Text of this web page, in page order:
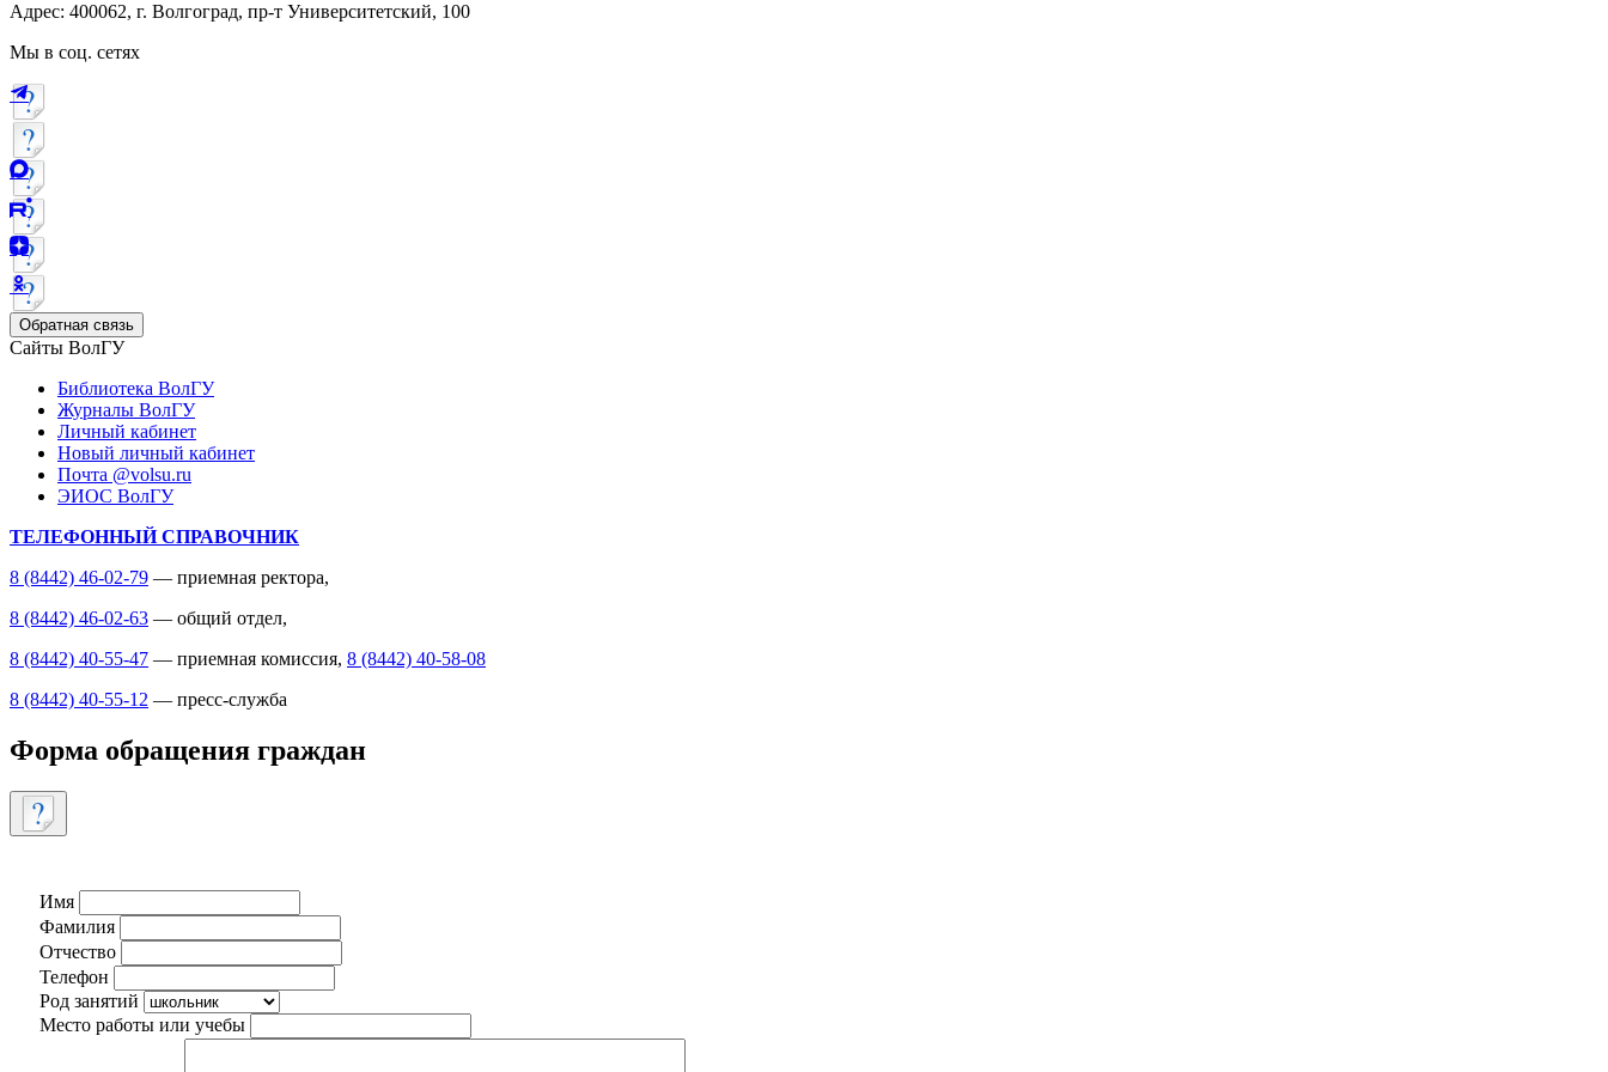
Адрес: 400062, г. Волгоград, пр-т Университетский, 100
Мы в соц. сетях
Обратная связь
Сайты ВолГУ
Библиотека ВолГУ
Журналы ВолГУ
Личный кабинет
Новый личный кабинет
Почта @volsu.ru
ЭИОС ВолГУ
ТЕЛЕФОННЫЙ СПРАВОЧНИК
8 (8442) 46-02-79 — приемная ректора,
8 (8442) 46-02-63 — общий отдел,
8 (8442) 40-55-47 — приемная комиссия, 8 (8442) 40-58-08
8 (8442) 40-55-12 — пресс-служба
Форма обращения граждан
Имя
Фамилия
Отчество
Телефон
Род занятий
Место работы или учебы